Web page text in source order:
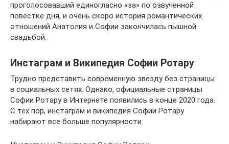
проголосовавший единогласно «за» по озвученной
повестке дня, и очень скоро история романтических
отношений Анатолия и Софии закончилась пышной
свадьбой.
Инстаграм и Википедия Софии Ротару
Трудно представить современную звезду без страницы
в социальных сетях. Однако, официальные страницы
Софии Ротару в Интернете появились в конце 2020 года.
С тех пор, инстаграм и википедия Софии Ротару
набирают все больше популярности.